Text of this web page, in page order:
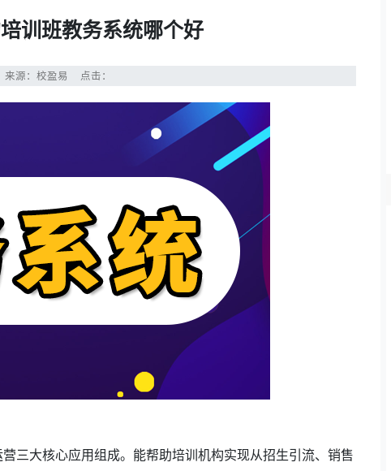
训班教务系统哪个好
来源：校盈易 点击：
三大核心应用组成。能帮助培训机构实现从招生引流、销售